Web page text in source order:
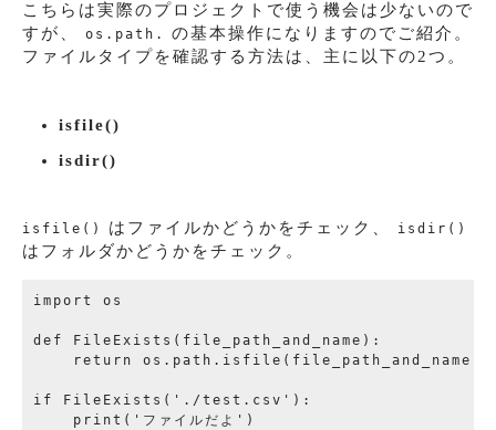
こちらは実際のプロジェクトで使う機会は少ないので
すが、 os.path.
の基本操作になりますのでご紹介。
ファイルタイプを確認する方法は、主に以下の2つ。
isfile()
isdir()
isfile() はファイルかどうかをチェック、 isdir()
はフォルダかどうかをチェック。
import os
def FileExists(file_path_and_name):
    return os.path.isfile(file_path_and_name)
if FileExists('./test.csv'):
    print('ファイルだよ')